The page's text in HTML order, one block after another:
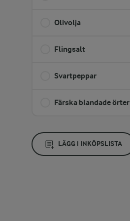
Olivolja
Flingsalt
Svartpeppar
Färska blandade örter
LÄGG I INKÖPSLISTA